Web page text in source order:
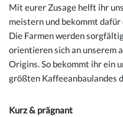
Mit eurer Zusage helft ihr
meistern und bekommt
Die Farmen werden
orientieren sich an unserem
Origins. So bekommt ihr ein
größten Kaffeeanbaulandes
Kurz & prägnant